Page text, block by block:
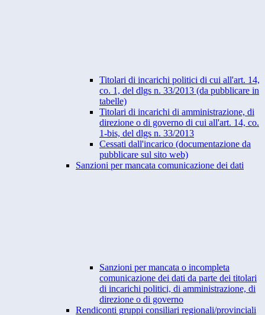
Titolari di incarichi politici di cui all'art. 14,
co. 1, del dlgs n. 33/2013 (da pubblicare in
tabelle)
Titolari di incarichi di amministrazione, di
direzione o di governo di cui all'art. 14, co.
1-bis, del dlgs n. 33/2013
Cessati dall'incarico (documentazione da
pubblicare sul sito web)
Sanzioni per mancata comunicazione dei dati
Sanzioni per mancata o incompleta
comunicazione dei dati da parte dei titolari
di incarichi politici, di amministrazione, di
direzione o di governo
Rendiconti gruppi consiliari regionali/provinciali